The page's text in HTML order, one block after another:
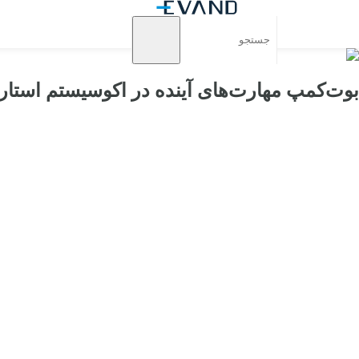
بوت‌کمپ مهارت‌های آینده در اکوسیستم